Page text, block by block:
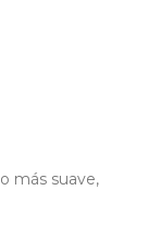
más suave,